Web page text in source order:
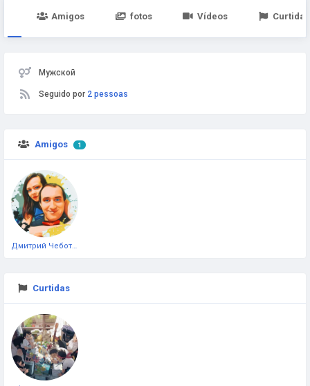
Amigos fotos Vídeos Curtidas
Мужской
Seguido por 2 pessoas
Amigos 1
Curtidas